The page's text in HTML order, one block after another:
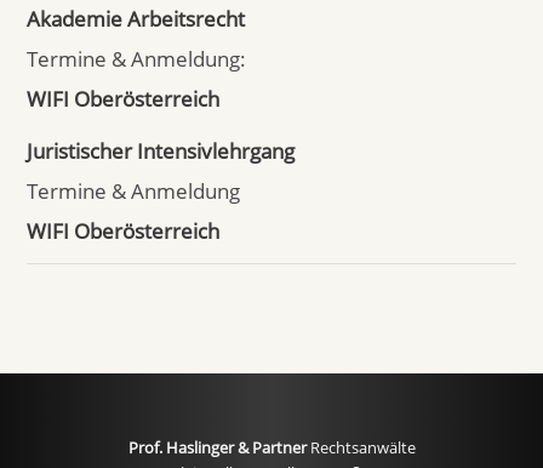
Akademie Arbeitsrecht
Termine & Anmeldung:
WIFI Oberösterreich
Juristischer Intensivlehrgang
Termine & Anmeldung
WIFI Oberösterreich
Prof. Haslinger & PartnerRechtsanwälte